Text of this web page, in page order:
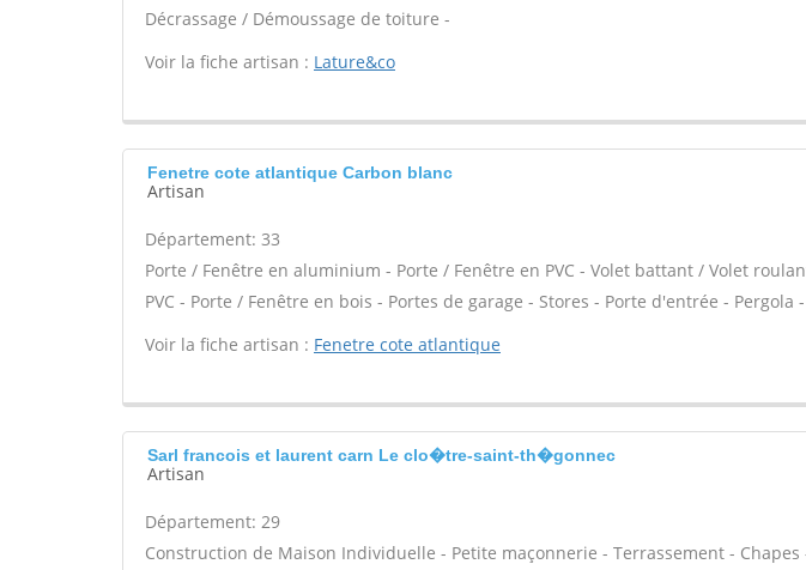
Décrassage / Démoussage de toiture -
Voir la fiche artisan : Lature&co
Fenetre cote atlantique Carbon blanc
Artisan
Département: 33
Porte / Fenêtre en aluminium - Porte / Fenêtre en PVC - Volet battant / Volet
PVC - Porte / Fenêtre en bois - Portes de garage - Stores - Porte d'entrée - Pergola -
Voir la fiche artisan : Fenetre cote atlantique
Sarl francois et laurent carn Le clo�tre-saint-th�gonnec
Artisan
Département: 29
Construction de Maison Individuelle - Petite maçonnerie - Terrassement - Chapes